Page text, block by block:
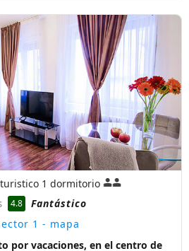
1 dormitorio
4.8
Fantástico
1 - mapa
por vacaciones, en el centro de